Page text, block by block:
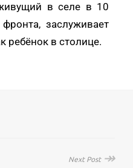
в селе в 10
заслуживает
ребёнок в столице.
Next Post ↠